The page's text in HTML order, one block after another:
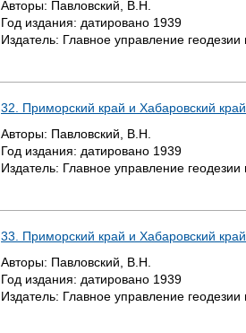
Авторы: Павловский, В.Н.
Год издания: датировано 1939
Издатель: Главное управление
32. Приморский край и Хабаровский
Авторы: Павловский, В.Н.
Год издания: датировано 1939
Издатель: Главное управление
33. Приморский край и Хабаровский
Авторы: Павловский, В.Н.
Год издания: датировано 1939
Издатель: Главное управление